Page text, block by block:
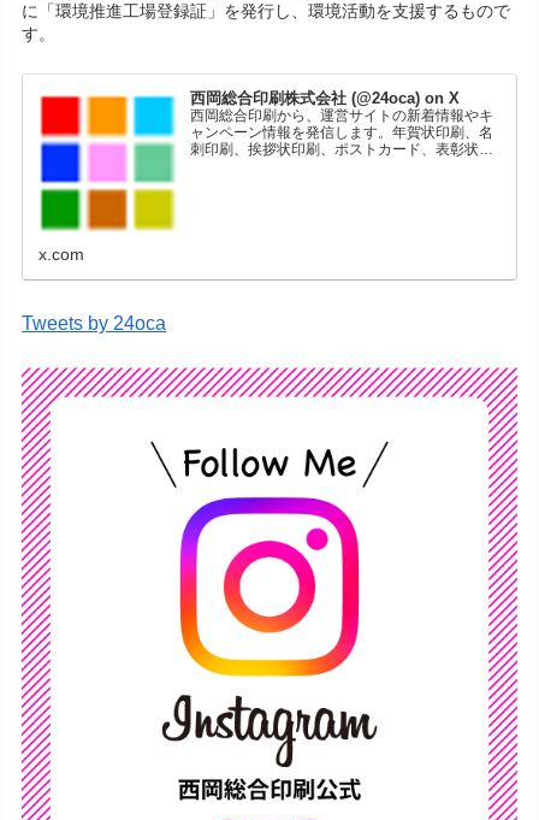
に「環境推進工場登録証」を発行し、環境活動を支援するもので
す。
西岡総合印刷株式会社 (@24oca) on X
西岡総合印刷から、運営サイトの新着情報やキ
ャンペーン情報を発信します。年賀状印刷、名
刺印刷、挨拶状印刷、ポストカード、表彰状印
x.com
Tweets by 24oca